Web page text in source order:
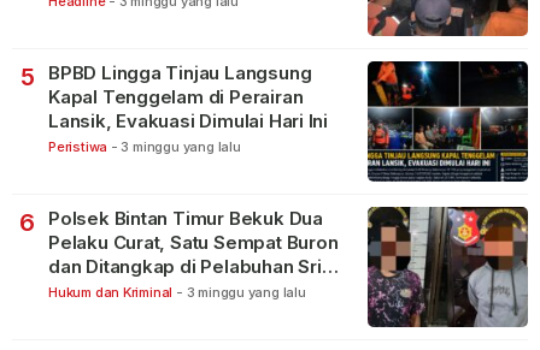
5
BPBD Lingga Tinjau Langsung
Kapal Tenggelam di Perairan
Lansik, Evakuasi Dimulai Hari Ini
Peristiwa - 3 minggu yang lalu
6
Polsek Bintan Timur Bekuk Dua
Pelaku Curat, Satu Sempat Buron
dan Ditangkap di Pelabuhan Sri
Bintan Pura
Hukum dan Kriminal - 3 minggu yang lalu